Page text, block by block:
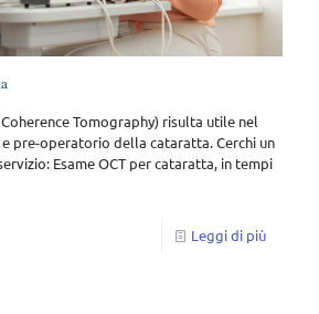
Coherence Tomography) risulta utile nel
pre-operatorio della cataratta. Cerchi un
Esame OCT per cataratta, in tempi
Leggi di più